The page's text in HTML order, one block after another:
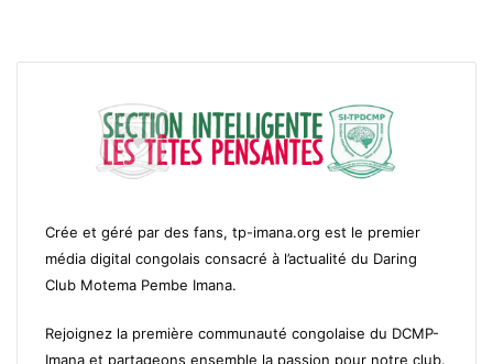
Crée et géré par des fans, tp-imana.org est le premier
média digital congolais consacré à l’actualité du Daring
Club Motema Pembe Imana.
Rejoignez la première communauté congolaise du DCMP-
Imana et partageons ensemble la passion pour notre club.